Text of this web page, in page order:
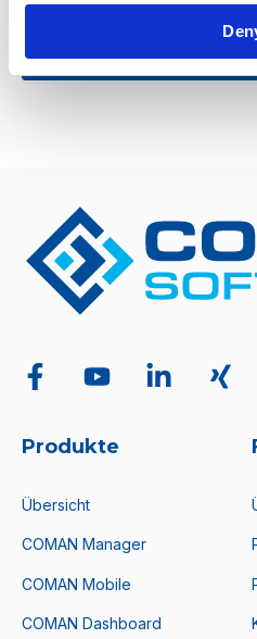
Produkte
Übersicht
COMAN Manager
COMAN Mobile
COMAN Dashboard